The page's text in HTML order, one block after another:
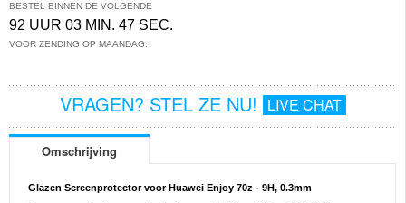
BESTEL BINNEN DE VOLGENDE
92 UUR 03 MIN. 47 SEC.
VOOR ZENDING OP MAANDAG.
VRAGEN? STEL ZE NU! LIVE CHAT
Omschrijving
Glazen Screenprotector voor Huawei Enjoy 70z - 9H, 0.3mm